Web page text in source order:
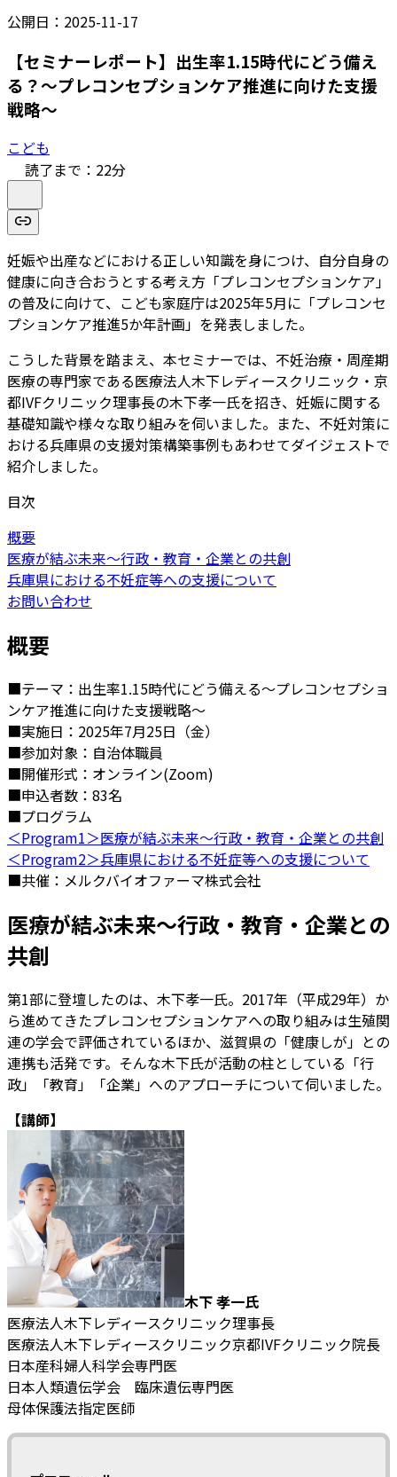
公開日： 2025-11-17
【セミナーレポート】出生率1.15時代にどう備え
る？～プレコンセプションケア推進に向けた支援
戦略～
こども
読了まで： 22分
妊娠や出産などにおける正しい知識を身につけ、自分自身の
健康に向き合おうとする考え方「プレコンセプションケア」
の普及に向けて、こども家庭庁は2025年5月に「プレコンセ
プションケア推進5か年計画」を発表しました。
こうした背景を踏まえ、本セミナーでは、不妊治療・周産期
医療の専門家である医療法人木下レディースクリニック・京
都IVFクリニック理事長の木下孝一氏を招き、妊娠に関する
基礎知識や様々な取り組みを伺いました。また、不妊対策に
おける兵庫県の支援対策構築事例もあわせてダイジェストで
紹介しました。
目次
概要
医療が結ぶ未来～行政・教育・企業との共創
兵庫県における不妊症等への支援について
お問い合わせ
概要
■テーマ：出生率1.15時代にどう備える～プレコンセプショ
ンケア推進に向けた支援戦略～
■実施日：2025年7月25日（金）
■参加対象：自治体職員
■開催形式：オンライン(Zoom)
■申込者数：83名
■プログラム
＜Program1＞医療が結ぶ未来～行政・教育・企業との共創
＜Program2＞兵庫県における不妊症等への支援について
■共催：メルクバイオファーマ株式会社
医療が結ぶ未来～行政・教育・企業との
共創
第1部に登壇したのは、木下孝一氏。2017年（平成29年）か
ら進めてきたプレコンセプションケアへの取り組みは生殖関
連の学会で評価されているほか、滋賀県の「健康しが」との
連携も活発です。そんな木下氏が活動の柱としている「行
政」「教育」「企業」へのアプローチについて伺いました。
【講師】
木下 孝一氏
医療法人木下レディースクリニック理事長
医療法人木下レディースクリニック京都IVFクリニック院長
日本産科婦人科学会専門医
日本人類遺伝学会 臨床遺伝専門医
母体保護法指定医師